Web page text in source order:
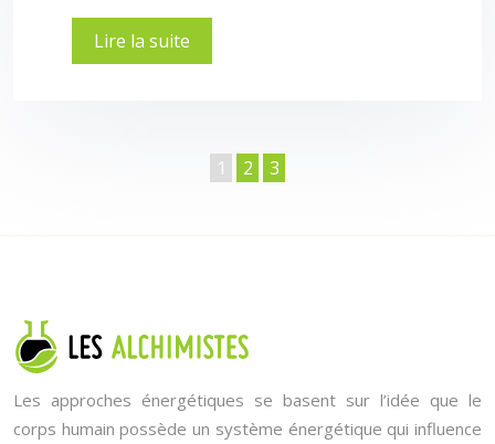
Lire la suite
1 2 3
Les approches énergétiques se basent sur l’idée que le
corps humain possède un système énergétique qui influence